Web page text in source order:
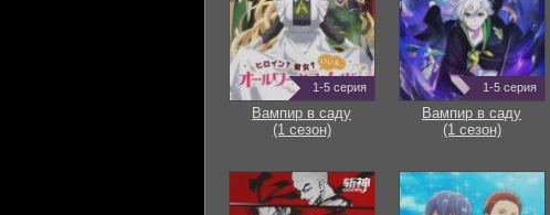
1-5 серия
Вампир в саду
(1 сезон)
1-5 серия
Вампир в саду
(1 сезон)